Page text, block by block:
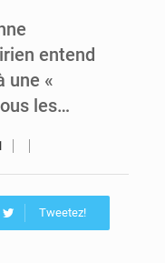
entend
une «
les…
Tweetez!